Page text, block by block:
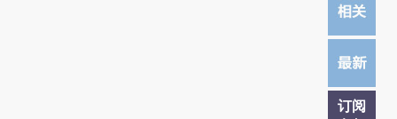
订阅